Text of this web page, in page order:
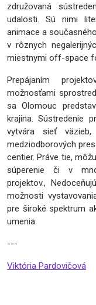
združovaná
udalosti. Sú nimi
animace a
v rôznych
miestnymi off-space
Prepájaním
možnosťami
sa Olomouc
krajina. Sústredenie
vytvára sieť
medziodborových
centier. Práve tie,
súperenie či v
projektov.,
možnosti
pre široké spektrum
umenia.
---
Viktória Pardovičová